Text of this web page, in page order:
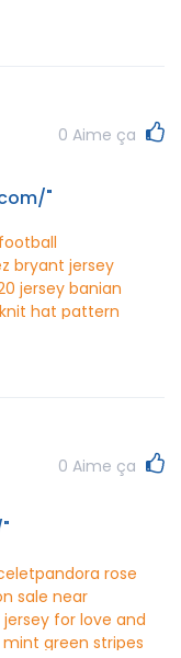
0 Aime ça
"
bryant jersey
jerseybanian
hat pattern
0 Aime ça
pandora rose
sale near
for love and
green stripes